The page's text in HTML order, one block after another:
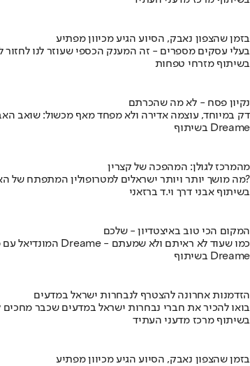
בזמן שהצפון נאבק, הסיוע הגיע מכיוון מפתיע
בעלי עסקים מספרים - זה המענק הכספי שעוזר לנו לחזור
בשיתוף מזרחי טפחות
נקיון פסח - לא מה שהכרתם
דק במיוחד, עוצמה אדירה ולא מפחד מאף מכשול: שואב
בשיתוף Dreame
מהמרכז לגולן: המהפכה של קצרין
מה מושך יותר ויותר ישראלים למטרופולין המתפתח של האזור היפה במדינה?
בשיתוף אבני דרך וי.ד ברזאני
המקום הכי טוב באיצטדיון - שלכם
המונדיאל עם מסכי Dreame - כמו שעוד לא ראיתם ולא שמעתם
בשיתוף Dreame
הזדמנות אחרונה להצטרף לנבחרות ישראל במדעים
בואו להכיר את חברי נבחרות ישראל במדעים שכבר מחכים
בשיתוף מרכז מדעני העתיד
בזמן שהצפון נאבק, הסיוע הגיע מכיוון מפתיע